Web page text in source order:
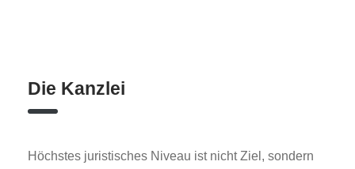
Die Kanzlei​
Höchstes juristisches Niveau ist nicht Ziel, sondern